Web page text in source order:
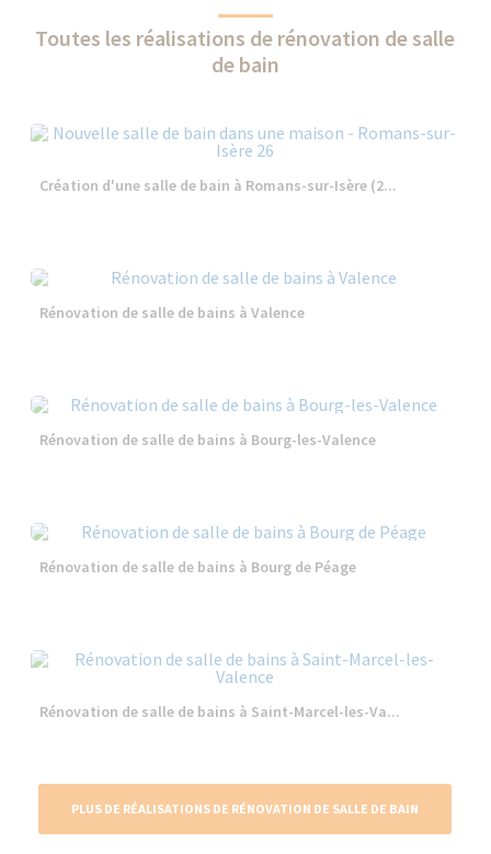
Toutes les réalisations de rénovation de salle
de bain
Création d'une salle de bain à Romans-sur-Isère (2...
Rénovation de salle de bains à Valence
Rénovation de salle de bains à Bourg-les-Valence
Rénovation de salle de bains à Bourg de Péage
Rénovation de salle de bains à Saint-Marcel-les-Va...
PLUS DE RÉALISATIONS DE RÉNOVATION DE SALLE DE BAIN